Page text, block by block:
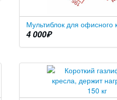
Мультиблок для офисного
4 000₽